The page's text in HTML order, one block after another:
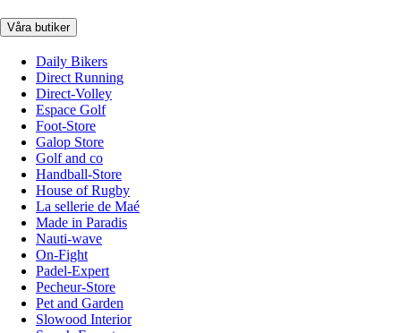
Våra butiker
Daily Bikers
Direct Running
Direct-Volley
Espace Golf
Foot-Store
Galop Store
Golf and co
Handball-Store
House of Rugby
La sellerie de Maé
Made in Paradis
Nauti-wave
On-Fight
Padel-Expert
Pecheur-Store
Pet and Garden
Slowood Interior